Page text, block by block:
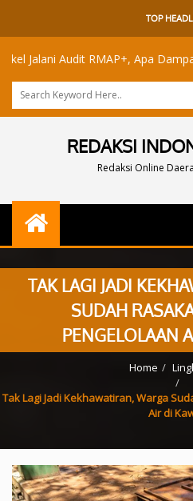
TOP
Audit RMAP+, Apa Dampaknya
REDAKSI
Redaksi Online
TAK LAGI JADI
SUDAH
PENGELOLAAN
Home
Tak Lagi Jadi Kekhawatiran, Warga
Air di